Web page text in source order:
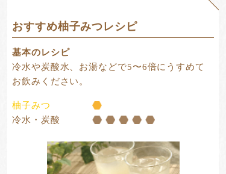
おすすめ柚子みつレシピ
基本のレシピ
冷水や炭酸水、お湯などで5〜6倍にうすめて
お飲みください。
柚子みつ
冷水・炭酸